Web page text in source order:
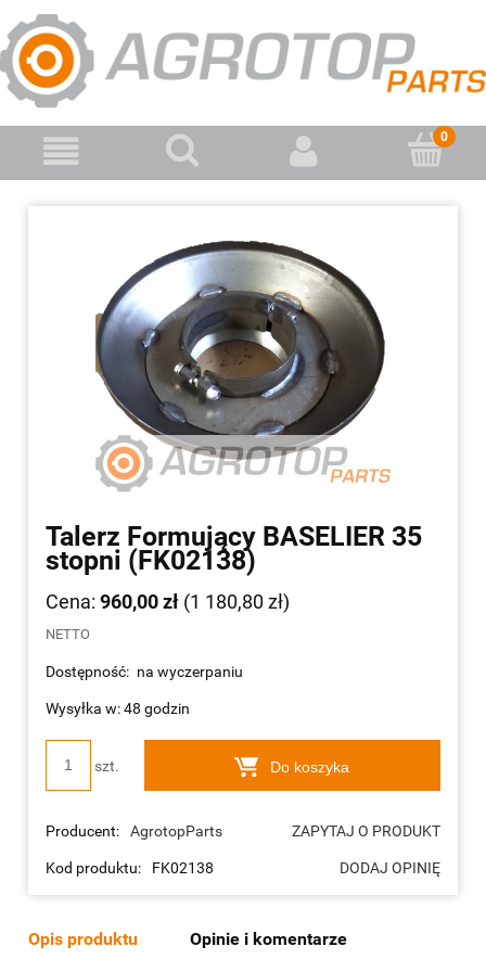
Talerz Formujący BASELIER 35
stopni (FK02138)
Cena: 960,00 zł (1 180,80 zł)
NETTO
Dostępność: na wyczerpaniu
Wysyłka w: 48 godzin
szt. Do koszyka
Producent: AgrotopParts ZAPYTAJ O PRODUKT
Kod produktu: FK02138 DODAJ OPINIĘ
Opis produktu Opinie i komentarze